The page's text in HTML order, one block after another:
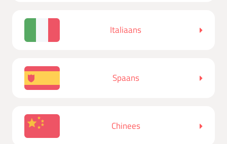
Italiaans
Spaans
Chinees